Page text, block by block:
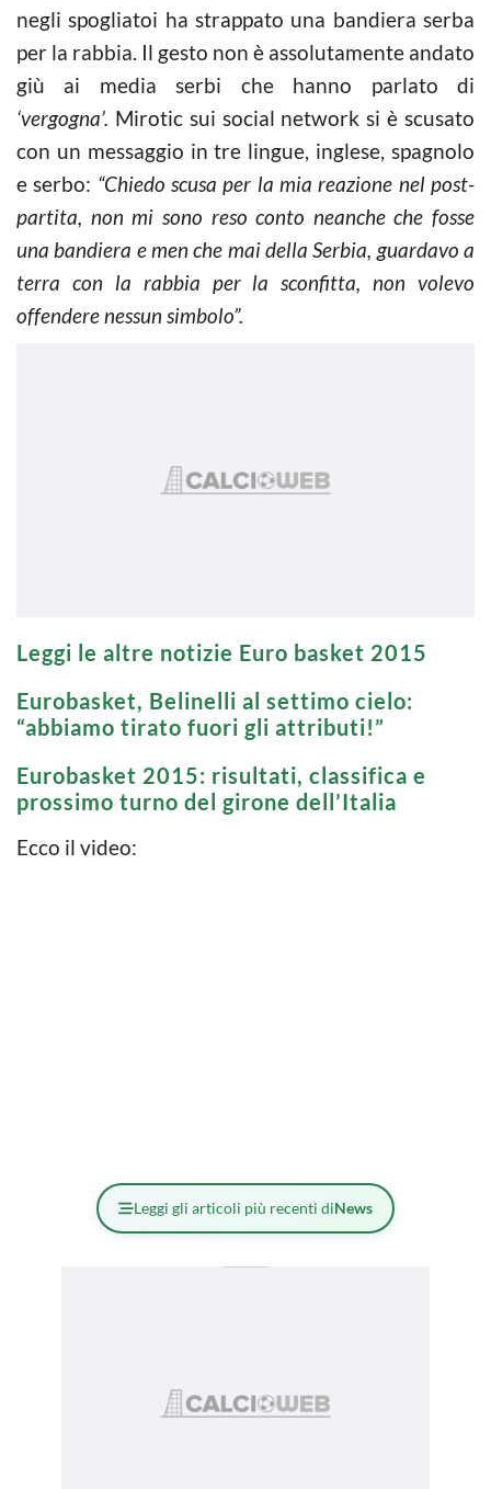
negli spogliatoi ha strappato una bandiera serba
per la rabbia. Il gesto non è assolutamente andato
giù ai media serbi che hanno parlato di
‘vergogna’. Mirotic sui social network si è scusato
con un messaggio in tre lingue, inglese, spagnolo
e serbo: “Chiedo scusa per la mia reazione nel post-
partita, non mi sono reso conto neanche che fosse
una bandiera e men che mai della Serbia, guardavo a
terra con la rabbia per la sconfitta, non volevo
offendere nessun simbolo”.
Leggi le altre notizie Euro basket 2015
Eurobasket, Belinelli al settimo cielo:
“abbiamo tirato fuori gli attributi!”
Eurobasket 2015: risultati, classifica e
prossimo turno del girone dell’Italia
Ecco il video:
Leggi gli articoli più recenti diNews